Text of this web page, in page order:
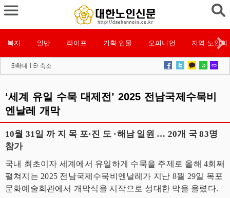
복지 일반 라이프 기획·인물 오피니언 지역·노인회
확대 l 축소
‘세계 유일 수묵 대제전’ 2025 전남국제수묵비
엔날레 개막
10월 31일 까 지 목 포·진 도 ·해남 일원 … 20개 국 83명
참가
국내 최초이자 세계에서 유일하게 수묵을 주제로 올해 4회째
펼쳐지는 2025 전남국제수묵비엔날레가 지난 8월 29일 목포
문화예술회관에서 개막식을 시작으로 성대한 막을 올렸다.